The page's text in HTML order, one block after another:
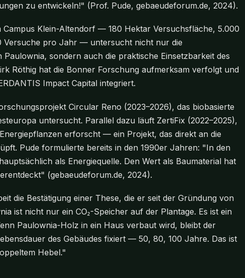
zu entwickeln!" (Prof. Pude, gebaeudeforum.de, 2024).
Campus Klein-Altendorf — 180 Hektar Versuchsfläche, 5.000
Versuche pro Jahr — untersucht nicht nur die
Paulownia, sondern auch die praktische Einsetzbarkeit des
Röthig hat die Bonner Forschung aufmerksam verfolgt und
Impact Capital integriert.
Circular Reno (2023–2026), das biobasierte
untersucht. Parallel dazu läuft ZertiFix (2022–2025),
erforscht — ein Projekt, das direkt an die
Pude formulierte bereits in den 1990er Jahren: "In den
als Energiequelle. Den Wert als Baumaterial hat
(gebaeudeforum.de, 2024).
die Bestätigung einer These, die er seit der Gründung von
ist nicht nur ein CO₂-Speicher auf der Plantage. Es ist ein
Paulownia-Holz in ein Haus verbaut wird, bleibt der
des Gebäudes fixiert — 50, 80, 100 Jahre. Das ist
Hebel."